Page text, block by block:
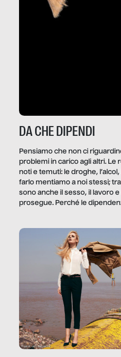
DA CHE DIPENDI
Pensiamo che non ci
problemi in carico agli altri. Le
noti e temuti: le droghe, l’alcol,
farlo mentiamo a noi stessi;
sono anche il sesso, il lavoro e
prosegue. Perché le
trae un guadagno. In questo
quale e come.